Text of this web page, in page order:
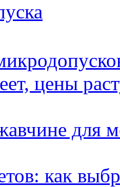
цены
для
как